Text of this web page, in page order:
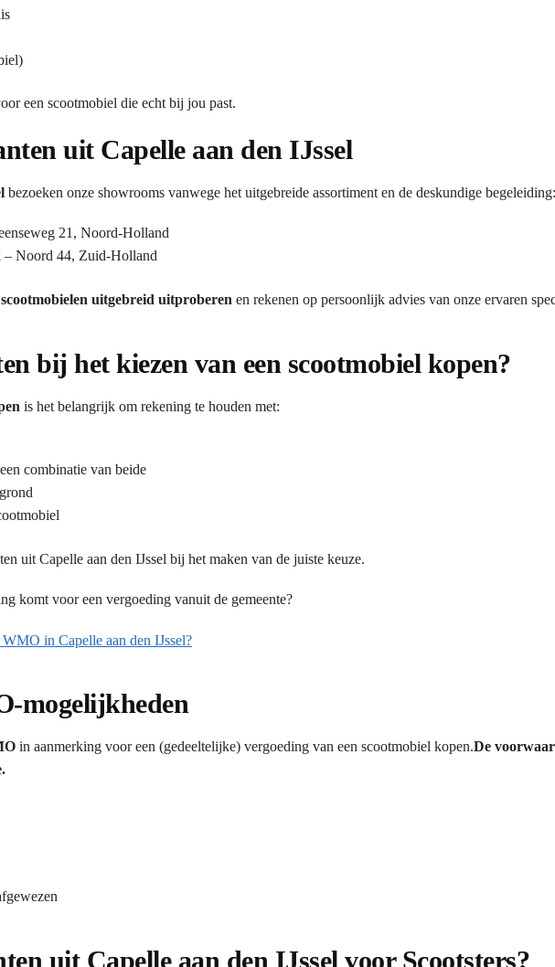
een scootmobiel die echt bij jou past.
uit Capelle aan den IJssel
bezoeken onze showrooms vanwege het uitgebreide assortiment en de deskundige begeleiding:
21, Noord-Holland
– Noord 44, Zuid-Holland
uitgebreid uitproberen en rekenen op persoonlijk advies van onze ervaren
bij het kiezen van een scootmobiel kopen?
is het belangrijk om rekening te houden met:
combinatie van beide
uit Capelle aan den IJssel bij het maken van de juiste keuze.
komt voor een vergoeding vanuit de gemeente?
in Capelle aan den IJssel?
mogelijkheden
in aanmerking voor een (gedeeltelijke) vergoeding van een scootmobiel kopen.De
uit Capelle aan den IJssel voor Scootsters?